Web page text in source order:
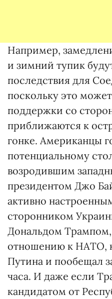
Например,
и зимний тупик
последствия для
поскольку это
поддержки со
приближаются к
гонке. Американцы
потенциальному
возродившим
президентом Джо
активно
сторонником
Дональдом
отношению к НАТО,
Путина и пообещал
часа. И даже если
кандидатом от